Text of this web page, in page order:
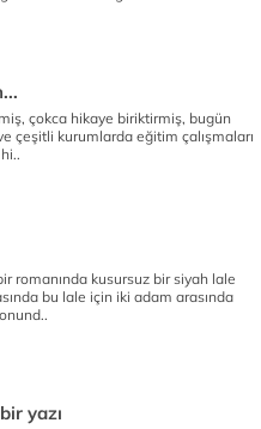
çokca hikaye biriktirmiş, bugün
çeşitli kurumlarda eğitim çalışmaları
romanında kusursuz bir siyah lale
bu lale için iki adam arasında
yazı